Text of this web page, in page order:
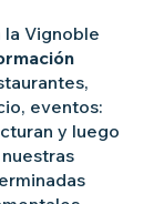
la Vignoble
eventos:
y luego